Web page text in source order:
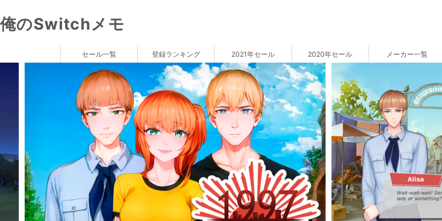
俺のSwitchメモ
セール一覧 登録ランキング 2021年セール 2020年セール メーカー一覧